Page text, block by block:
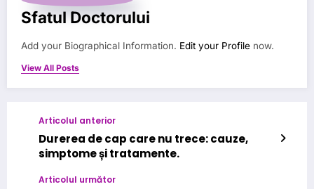
Sfatul Doctorului
Add your Biographical Information. Edit your Profile now.
View All Posts
Articolul anterior
Durerea de cap care nu trece: cauze,
simptome și tratamente.
Articolul următor